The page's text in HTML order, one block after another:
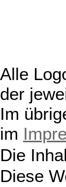
Alle
der
Im
im
Die
Diese